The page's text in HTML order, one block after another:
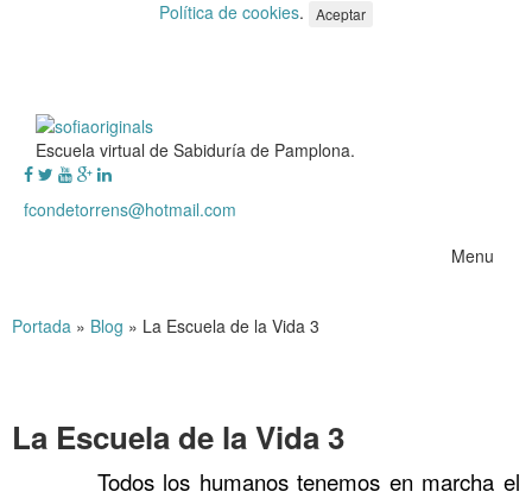
Política de cookies. Aceptar
Escuela virtual de Sabiduría de Pamplona.
fcondetorrens@hotmail.com
Menu
Portada » Blog » La Escuela de la Vida 3
La Escuela de la Vida 3
Todos los humanos tenemos en marcha el